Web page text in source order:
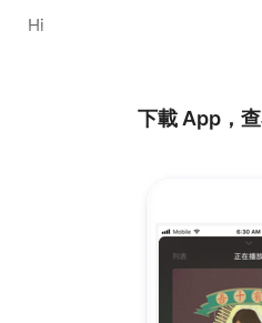
Hi
下載 App，